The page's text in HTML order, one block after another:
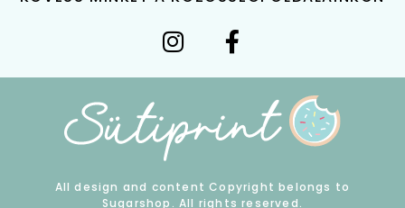
All design and content Copyright belongs to
Sugarshop. All rights reserved.